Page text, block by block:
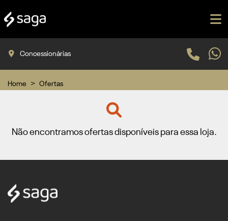
Concessionárias
Home Ofertas
Não encontramos ofertas disponíveis para essa loja.